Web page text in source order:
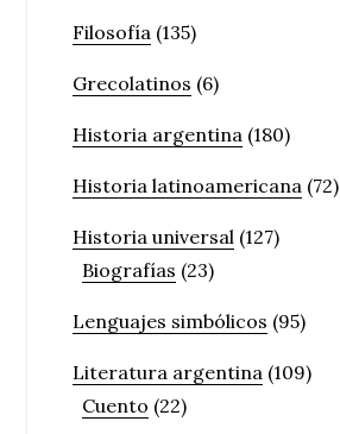
Filosofía (135)
Grecolatinos (6)
Historia argentina (180)
Historia latinoamericana (72)
Historia universal (127)
Biografías (23)
Lenguajes simbólicos (95)
Literatura argentina (109)
Cuento (22)